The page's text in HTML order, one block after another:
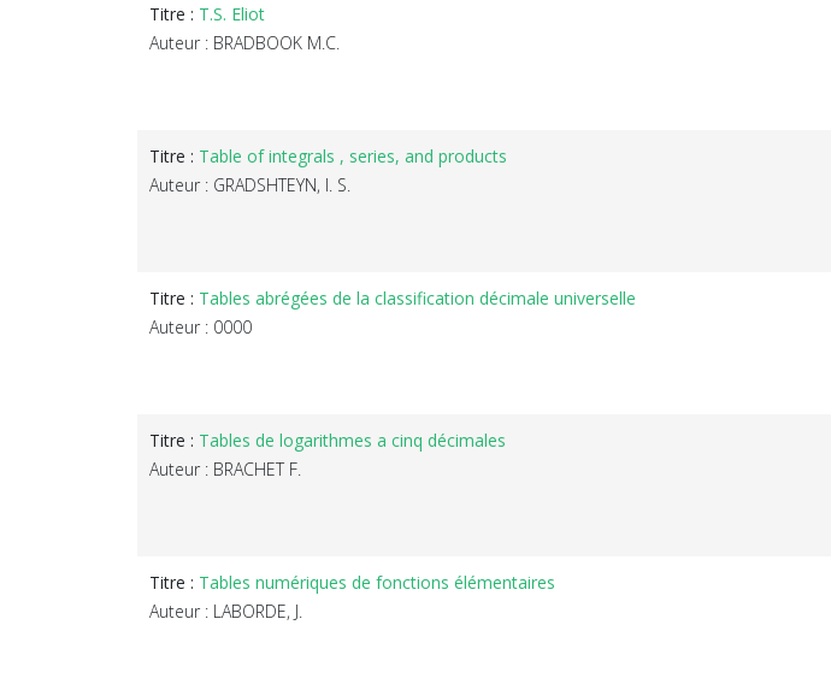
Titre : T.S. Eliot
Auteur : BRADBOOK M.C.
Titre : Table of integrals , series, and products
Auteur : GRADSHTEYN, I. S.
Titre : Tables abrégées de la classification décimale universelle
Auteur : 0000
Titre : Tables de logarithmes a cinq décimales
Auteur : BRACHET F.
Titre : Tables numériques de fonctions élémentaires
Auteur : LABORDE, J.